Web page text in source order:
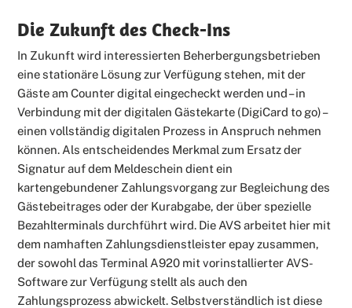
Die Zukunft des Check-Ins
In Zukunft wird interessierten Beherbergungsbetrieben
eine stationäre Lösung zur Verfügung stehen, mit der
Gäste am Counter digital eingecheckt werden und – in
Verbindung mit der digitalen Gästekarte (DigiCard to go) –
einen vollständig digitalen Prozess in Anspruch nehmen
können. Als entscheidendes Merkmal zum Ersatz der
Signatur auf dem Meldeschein dient ein
kartengebundener Zahlungsvorgang zur Begleichung des
Gästebeitrages oder der Kurabgabe, der über spezielle
Bezahlterminals durchführt wird. Die AVS arbeitet hier mit
dem namhaften Zahlungsdienstleister epay zusammen,
der sowohl das Terminal A920 mit vorinstallierter AVS-
Software zur Verfügung stellt als auch den
Zahlungsprozess abwickelt. Selbstverständlich ist diese